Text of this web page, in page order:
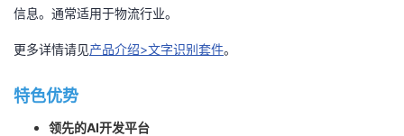
信息。通常适用于物流行业。
更多详情请见产品介绍>文字识别套件。
特色优势
领先的AI开发平台